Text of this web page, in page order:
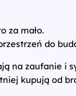
za mało.
do
na zaufanie i
kupują od